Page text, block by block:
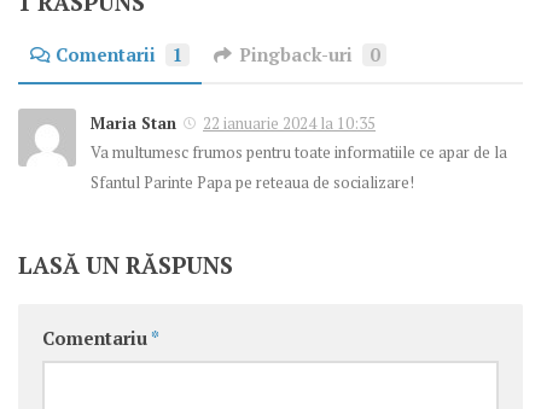
Comentarii 1 Pingback-uri 0
Maria Stan
22 ianuarie 2024 la 10:35
Va multumesc frumos pentru toate informatiile ce apar de la
Sfantul Parinte Papa pe reteaua de socializare!
LASĂ UN RĂSPUNS
Comentariu *